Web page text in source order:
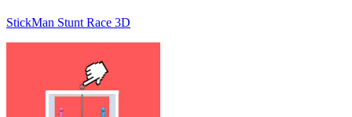
StickMan Stunt Race 3D